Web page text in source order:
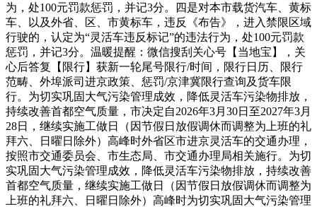
为，处100元罚款惩罚，并记3分。四是对本市载货汽车、黄标
车、以及外省、区、市黄标车，违反《布告》，进入禁限区域
行驶的，认定为“灵活车违反标记”的违法行为，处100元罚款
惩罚，并记3分。温暖提醒：微信搜刮关心号【当地宝】，关
心后答复【限行】获新一轮尾号限行/时间，限行日历、限行
范畴、外埠派司进京政策、惩罚/京津冀限行查询及货车限
行。为切实巩固大气污染管理成效，降低灵活车污染物排放，
持续改善首都空气质量，市决定自2026年3月30日至2027年3月
28日，继续实施工做日（因节假日放假调休而调整为上班的礼
拜六、日曜日除外）高峰时外省区市进京灵活车的交通办理，
按照市交通委员会、市生态局、市交通办理局相关施行。为切
实巩固大气污染管理成效，降低灵活车污染物排放，持续改善
首都空气质量，继续实施工做日（因节假日放假调休而调整为
上班的礼拜六、日曜日除外）高峰时为切实巩固大气污染管理